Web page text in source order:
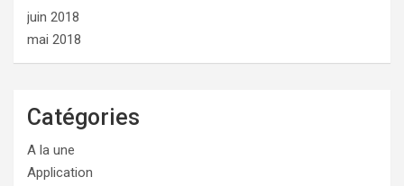
juin 2018
mai 2018
Catégories
A la une
Application